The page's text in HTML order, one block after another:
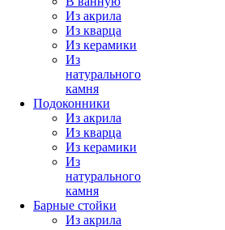
Из акрила
Из кварца
Из керамики
Из
натурального
камня
Подоконники
Из акрила
Из кварца
Из керамики
Из
натурального
камня
Барные стойки
Из акрила